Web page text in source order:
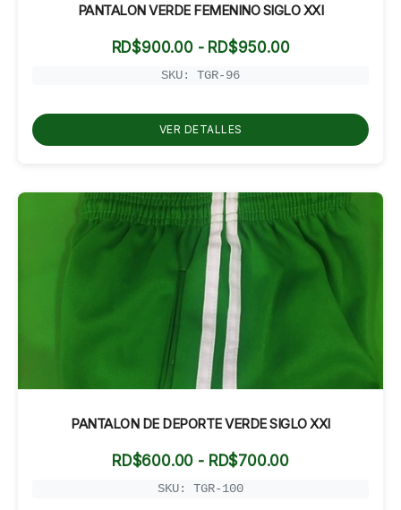
PANTALON VERDE FEMENINO SIGLO XXI
RD$900.00 - RD$950.00Rango
RD$950.00
SKU: TGR-96
VER DETALLES
PANTALON DE DEPORTE VERDE SIGLO XXI
RD$600.00 - RD$700.00Rango
SKU: TGR-100